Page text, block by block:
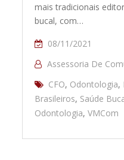
mais tradicionais
bucal, com…
08/11/2021
Assessoria De
CFO, Odontologia,
Brasileiros, Saúde
Odontologia,VMCom